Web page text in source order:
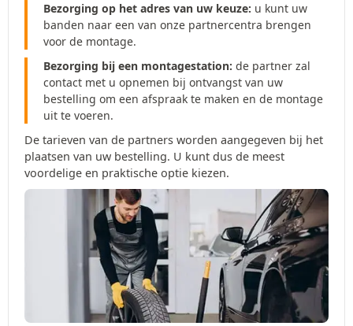
Bezorging op het adres van uw keuze: u kunt uw
banden naar een van onze partnercentra brengen
voor de montage.
Bezorging bij een montagestation: de partner zal
contact met u opnemen bij ontvangst van uw
bestelling om een afspraak te maken en de montage
uit te voeren.
De tarieven van de partners worden aangegeven bij het
plaatsen van uw bestelling. U kunt dus de meest
voordelige en praktische optie kiezen.